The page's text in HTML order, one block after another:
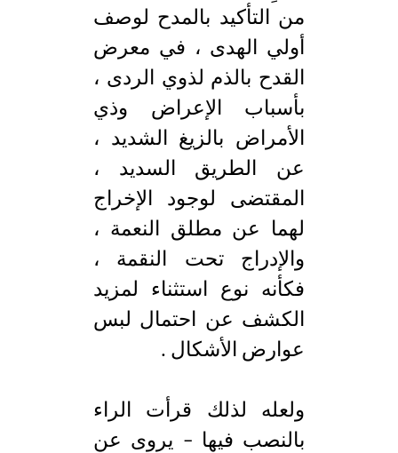
من التأكيد بالمدح لوصف
أولي الهدى ، في معرض
القدح بالذم لذوي الردى ،
بأسباب الإعراض وذي
الأمراض بالزيغ الشديد ،
عن الطريق السديد ،
المقتضى لوجود الإخراج
لهما عن مطلق النعمة ،
والإدراج تحت النقمة ،
فكأنه نوع استثناء لمزيد
الكشف عن احتمال لبس
عوارض الأشكال .
ولعله لذلك قرأت الراء
بالنصب فيها – يروى عن